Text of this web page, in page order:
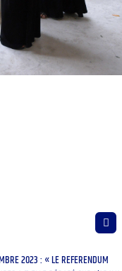
2023 : « LE REFERENDUM